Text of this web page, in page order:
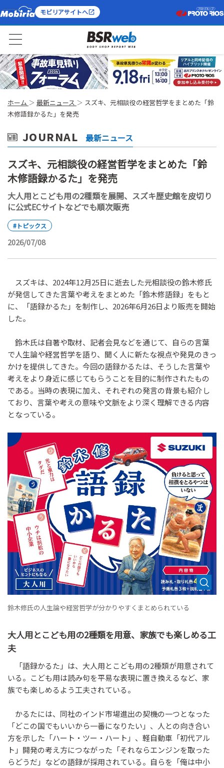
モビリアサイトへ
ホーム 最新ニュース
スズキ、元相談役の経営哲学をまとめた「鈴
木修語録かるた」を発売
JOURNAL 最新ニュース
スズキ、元相談役の経営哲学をまとめた「鈴
木修語録かるた」を発売
大人用とこども用の2種類を展開、スズキ歴史館を皮切り
に公式ECサイトなどでも順次販売
#トピックス
2026/07/08
スズキは、2024年12月25日に逝去した元相談役の鈴木修氏
が発信してきた言葉や考えをまとめた「鈴木修語録」をもと
に、「語録かるた」を制作し、2026年6月26日より販売を開始
した。
鈴木氏は自著や取材、記者会見などを通じて、自らの言葉
で人生論や経営哲学を語り、聞く人に新たな視点や発見のきっ
かけを提供してきた。今回の語録かるたは、そうした言葉や
考えをより身近に感じてもらうことを目的に制作されたもの
である。当時の表現に加え、それぞれの発言の背景も紹介し
ており、言葉や考えの意味や文脈をより深く理解できる内容
となっている。
鈴木修氏の人生論や経営哲学が分かりやすくまとめられている
大人用とこども用の2種類を用意、家族でも楽しめる工
夫
「語録かるた」は、大人用とこども用の2種類が用意されて
いる。こども用は読み句を平易な表現に置き換えるなど、家
族でも楽しめるよう工夫されている。
かるたには、同社のインド市場進出の契機の一つとなった
「どこの国でもいいから一番になりたい」、人との向き合い
方を示した「ハート・ツー・ハート」、軽自動車「初代アル
ト」開発の考え方につながった「それならエンジンを取った
らどうだ」などの語録が採用されている。自らを「俺は中小